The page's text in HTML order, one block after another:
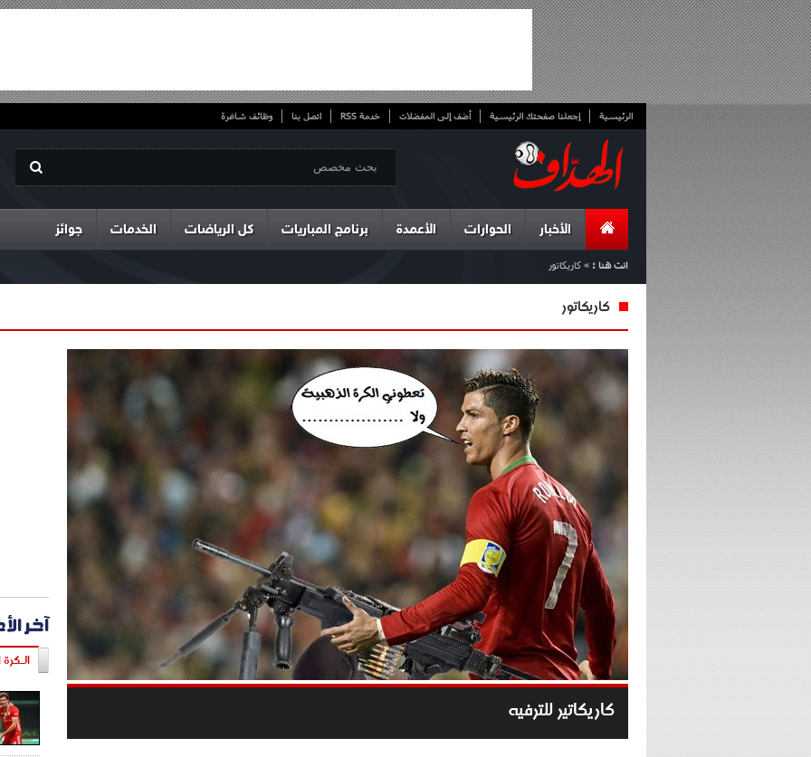
الرئيسية إجعلنا صفحتك الرئيسية أضف إلى المفضلات خدمة RSS اتصل بنا وظائف شاغرة
الأخبار الحوارات الأعمدة برنامج المباريات كل الرياضات الخدمات جوائز
انت هنا : » كاريكاتور
كاريكاتور
كاريكاتير للترفيه
آخر
الـكرة